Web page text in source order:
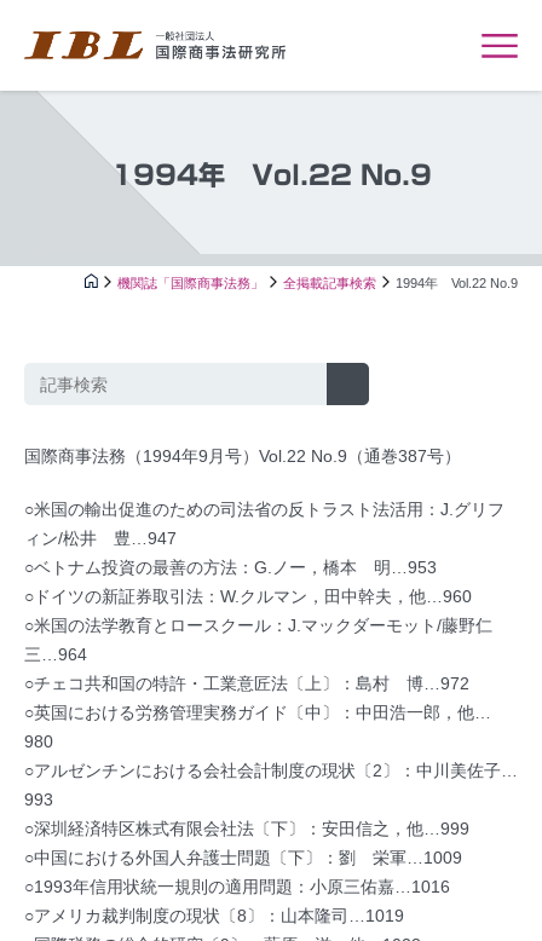
1994年 Vol.22 No.9
機関誌「国際商事法務」 全掲載記事検索 1994年 Vol.22 No.9
国際商事法務（1994年9月号）Vol.22 No.9（通巻387号）
○米国の輸出促進のための司法省の反トラスト法活用：J.グリフ
ィン/松井 豊…947
○ベトナム投資の最善の方法：G.ノー，橋本 明…953
○ドイツの新証券取引法：W.クルマン，田中幹夫，他…960
○米国の法学教育とロースクール：J.マックダーモット/藤野仁
三…964
○チェコ共和国の特許・工業意匠法〔上〕：島村 博…972
○英国における労務管理実務ガイド〔中〕：中田浩一郎，他…
980
○アルゼンチンにおける会社会計制度の現状〔2〕：中川美佐子…
993
○深圳経済特区株式有限会社法〔下〕：安田信之，他…999
○中国における外国人弁護士問題〔下〕：劉 栄軍…1009
○1993年信用状統一規則の適用問題：小原三佑嘉…1016
○アメリカ裁判制度の現状〔8〕：山本隆司…1019